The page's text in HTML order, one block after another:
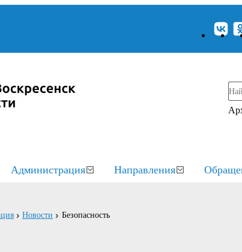
Администрация Направления
Новости Безопасность